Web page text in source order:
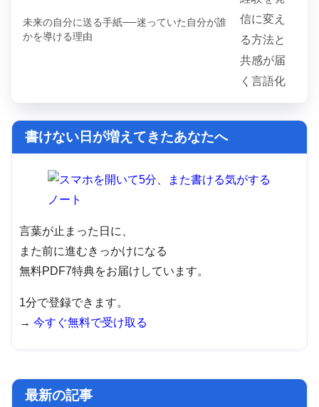
未来の自分に送る手紙──迷っていた自分が誰
かを導ける理由
書けない日が増えてきたあなたへ
言葉が止まった日に、
また前に進むきっかけになる
無料PDF7特典をお届けしています。
1分で登録できます。
→ 今すぐ無料で受け取る
最新の記事